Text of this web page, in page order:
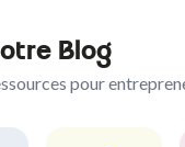
Blog
pour